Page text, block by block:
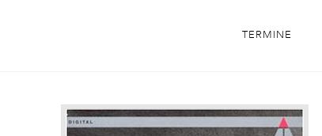
TERMINE